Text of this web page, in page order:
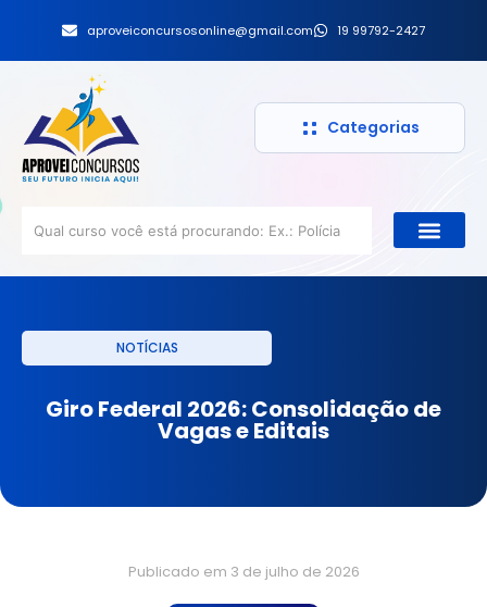
aproveiconcursosonline@gmail.com 19 99792-2427
Categorias
NOTÍCIAS
Giro Federal 2026: Consolidação de
Vagas e Editais
Publicado em 3 de julho de 2026